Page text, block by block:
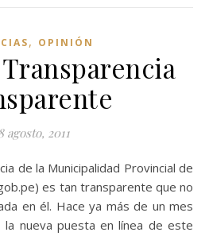
, OPINIÓN
agosto, 2011
es tan transparente que no
en él. Hace ya más de un mes
nueva puesta en línea de este